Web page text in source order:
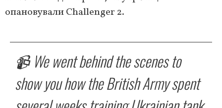
опановували Challenger 2.
📹 We went behind the scenes to
show you how the British Army spent